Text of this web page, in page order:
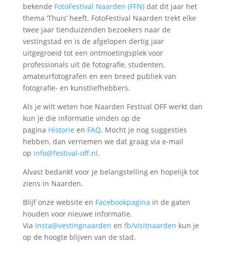
bekende FotoFestival Naarden (FFN)dat dit jaar het
thema ‘Thuis’ heeft. FotoFestival Naarden trekt elke
twee jaar tienduizenden bezoekers naar de
vestingstad en is de afgelopen dertig jaar
uitgegroeid tot een ontmoetingsplek voor
professionals uit de fotografie, studenten,
amateurfotografen en een breed publiek van
fotografie- en kunstliefhebbers.
Als je wilt weten hoe Naarden Festival OFF werkt dan
kun je die informatie vinden op de
pagina Historie en FAQ. Mocht je nog suggesties
hebben, dan vernemen we dat graag via e-mail
op info@festival-off.nl.
Alvast bedankt voor je belangstelling en hopelijk tot
ziens in Naarden.
Blijf onze website en Facebookpagina in de gaten
houden voor nieuwe informatie.
Via insta@vestingnaarden en fb/visitnaarden kun je
op de hoogte blijven van de stad.